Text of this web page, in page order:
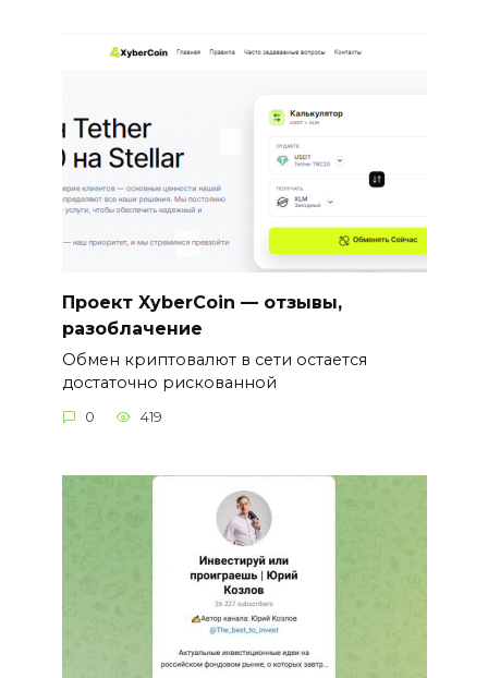
Проект XyberCoin — отзывы,
разоблачение
Обмен криптовалют в сети остается
достаточно рискованной
0 419